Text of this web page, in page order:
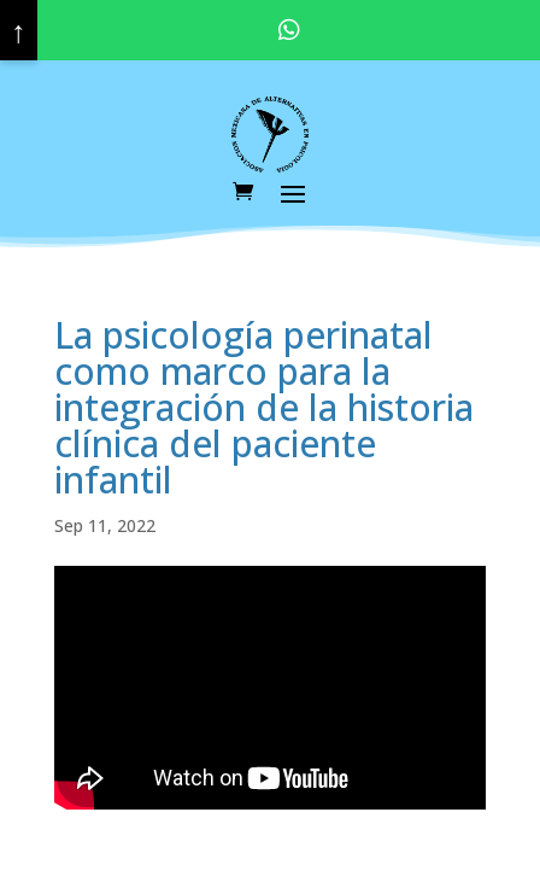
La psicología perinatal
como marco para la
integración de la historia
clínica del paciente
infantil
Sep 11, 2022
↑